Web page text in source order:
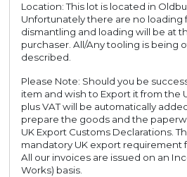
Location: This lot is located in
Unfortunately there are no loading
dismantling and loading will be at
purchaser. All/Any tooling is being
described.
Please Note: Should you be
item and wish to Export it from the
plus VAT will be automatically
prepare the goods and the
UK Export Customs Declarations.
mandatory UK export requirement
All our invoices are issued on an
Works) basis.